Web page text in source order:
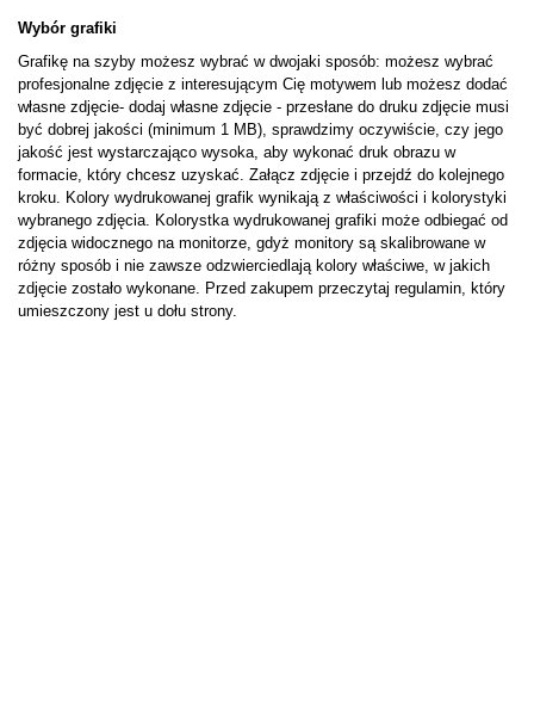
Wybór grafiki
Grafikę na szyby możesz wybrać w dwojaki sposób: możesz wybrać
profesjonalne zdjęcie z interesującym Cię motywem lub możesz dodać
własne zdjęcie- dodaj własne zdjęcie - przesłane do druku zdjęcie musi
być dobrej jakości (minimum 1 MB), sprawdzimy oczywiście, czy jego
jakość jest wystarczająco wysoka, aby wykonać druk obrazu w
formacie, który chcesz uzyskać. Załącz zdjęcie i przejdź do kolejnego
kroku. Kolory wydrukowanej grafik wynikają z właściwości i kolorystyki
wybranego zdjęcia. Kolorystka wydrukowanej grafiki może odbiegać od
zdjęcia widocznego na monitorze, gdyż monitory są skalibrowane w
różny sposób i nie zawsze odzwierciedlają kolory właściwe, w jakich
zdjęcie zostało wykonane. Przed zakupem przeczytaj regulamin, który
umieszczony jest u dołu strony.